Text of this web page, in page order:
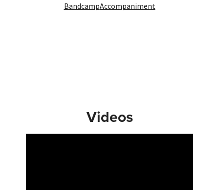
BandcampAccompaniment
Videos